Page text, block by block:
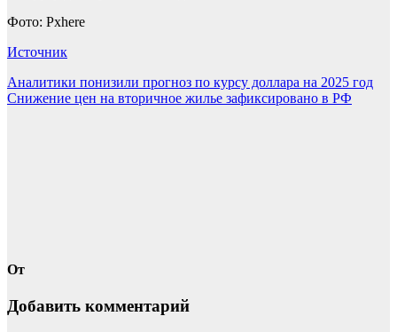
Фото: Pxhere
Источник
Навигация
по
Аналитики понизили прогноз по курсу доллара на 2025 год
Снижение цен на вторичное жилье зафиксировано в РФ
От
Добавить комментарий